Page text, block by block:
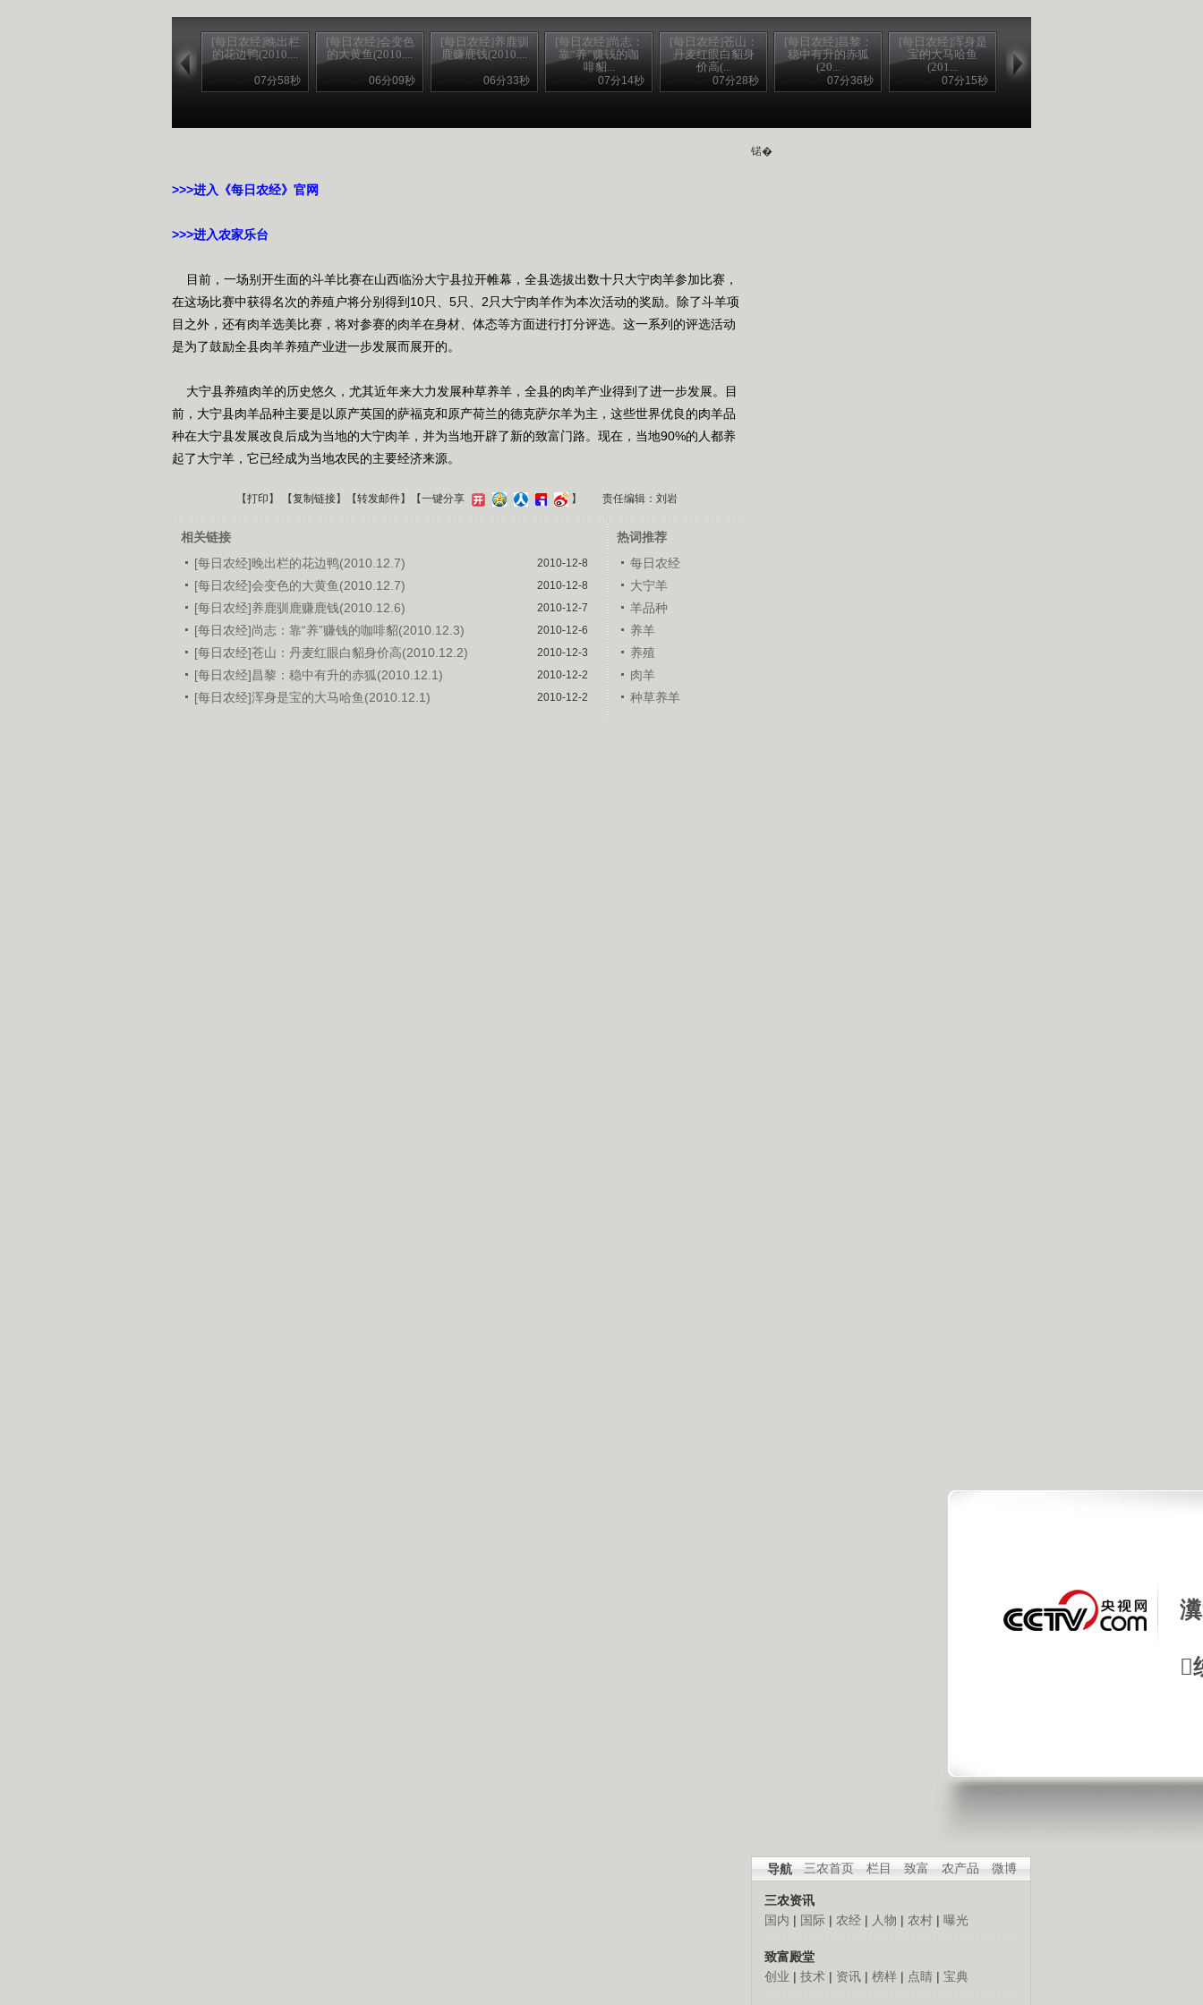
[每日农经]晚出栏
的花边鸭(2010....
07分58秒
[每日农经]会变色
的大黄鱼(2010....
06分09秒
[每日农经]养鹿驯
鹿赚鹿钱(2010....
06分33秒
[每日农经]尚志：
靠“养”赚钱的咖
啡貂...
07分14秒
[每日农经]苍山：
丹麦红眼白貂身
价高(...
07分28秒
[每日农经]昌黎：
稳中有升的赤狐
(20...
07分36秒
[每日农经]浑身是
宝的大马哈鱼
(201...
07分15秒
锘�

三农首页 栏目 致富 农产品 微博
导航
三农资讯
国内 | 国际 | 农经 | 人物 | 农村 | 曝光
致富殿堂
创业 | 技术 | 资讯 | 榜样 | 点睛 | 宝典
>>>进入《每日农经》官网
>>>进入农家乐台
目前，一场别开生面的斗羊比赛在山西临汾大宁县拉开帷幕，全县选拔出数十只大宁肉羊参加比赛，
在这场比赛中获得名次的养殖户将分别得到10只、5只、2只大宁肉羊作为本次活动的奖励。除了斗羊项
目之外，还有肉羊选美比赛，将对参赛的肉羊在身材、体态等方面进行打分评选。这一系列的评选活动
是为了鼓励全县肉羊养殖产业进一步发展而展开的。
大宁县养殖肉羊的历史悠久，尤其近年来大力发展种草养羊，全县的肉羊产业得到了进一步发展。目
前，大宁县肉羊品种主要是以原产英国的萨福克和原产荷兰的德克萨尔羊为主，这些世界优良的肉羊品
种在大宁县发展改良后成为当地的大宁肉羊，并为当地开辟了新的致富门路。现在，当地90%的人都养
起了大宁羊，它已经成为当地农民的主要经济来源。
【打印 】 【复制链接】【转发邮件】 【一键分享 】 责任编辑：刘岩
相关链接
[每日农经]晚出栏的花边鸭(2010.12.7)
2010-12-8
[每日农经]会变色的大黄鱼(2010.12.7) 2010-12-8
[每日农经]养鹿驯鹿赚鹿钱(2010.12.6) 2010-12-7
[每日农经]尚志：靠“养”赚钱的咖啡貂(2010.12.3) 2010-12-6
[每日农经]苍山：丹麦红眼白貂身价高(2010.12.2) 2010-12-3
[每日农经]昌黎：稳中有升的赤狐(2010.12.1) 2010-12-2
[每日农经]浑身是宝的大马哈鱼(2010.12.1) 2010-12-2
热词推荐
每日农经
大宁羊
羊品种
养羊
养殖
肉羊
种草养羊